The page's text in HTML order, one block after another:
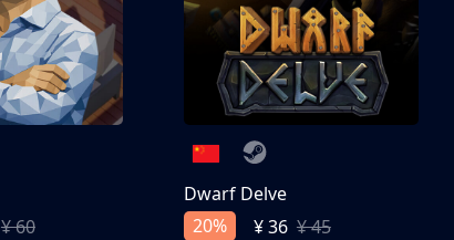
¥ 60
Dwarf Delve
20%
¥ 36 ¥ 45